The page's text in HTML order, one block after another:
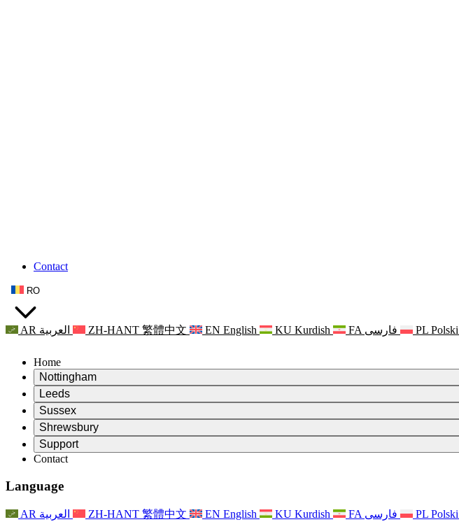
Contact
RO
AR العربية ZH-HANT 繁體中文 EN English KU Kurdish FA فارسی PL Polski
Home
Nottingham
Review
Președintele revizuirii
Echipa independentă de evaluare
Termeni de referință
Raportul final al evaluării independente
Întrebări frecvente
Procesul de feedback al familiei
Buletine informative
Leeds
Review
Președintele revizuirii
Echipa independentă de evaluare
Termeni de referință
Contact
Sprijin psihologic pentru familii
Actualizări pentru familii
Evenimente
For Staff
Sussex
Review
Președintele revizuirii
Echipa independentă de evaluare
Termeni de referință
For Families
Actualizări pentru familii
Shrewsbury
Review
Termeni de referință pentru revizuirea maternității
Raportul final al evaluării independente
Primul raport al evaluării independente
For Families
Support
Leeds
Nottingham
Serviciul de asistență psihologică familială
Sprijin în caz de criză în domeniul sănătății mintale
Servicii regionale Nottingham
Contact
Language
AR العربية ZH-HANT 繁體中文 EN English KU Kurdish FA فارسی PL Polski